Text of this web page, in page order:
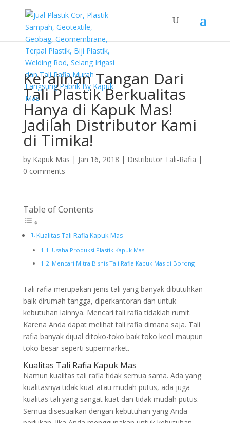
Kerajinan Tangan Dari
Tali Plastik Berkualitas
Hanya di Kapuk Mas!
Jadilah Distributor Kami
di Timika!
by Kapuk Mas | Jan 16, 2018 | Distributor Tali-Rafia |
0 comments
Table of Contents
Kualitas Tali Rafia Kapuk Mas
Usaha Produksi Plastik Kapuk Mas
Mencari Mitra Bisnis Tali Rafia Kapuk Mas di Borong
Tali rafia merupakan jenis tali yang banyak dibutuhkan
baik dirumah tangga, diperkantoran dan untuk
kebutuhan lainnya. Mencari tali rafia tidaklah rumit.
Karena Anda dapat melihat tali rafia dimana saja. Tali
rafia banyak dijual ditoko-toko baik toko kecil maupun
toko besar seperti supermarket.
Kualitas Tali Rafia Kapuk Mas
Namun kualitas tali rafia tidak semua sama. Ada yang
kualitasnya tidak kuat atau mudah putus, ada juga
kualitas tali yang sangat kuat dan tidak mudah putus.
Semua disesuaikan dengan kebutuhan yang Anda